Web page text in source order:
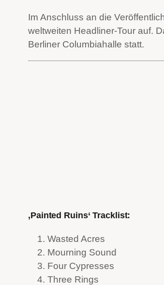
Im Anschluss an die
weltweiten Headliner-Tour auf.
Berliner Columbiahalle statt.
‚Painted Ruins‘ Tracklist:
Wasted Acres
Mourning Sound
Four Cypresses
Three Rings